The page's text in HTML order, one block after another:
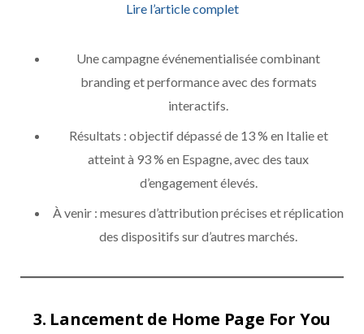
Lire l’article complet
Une campagne événementialisée combinant
branding et performance avec des formats
interactifs.
Résultats : objectif dépassé de 13 % en Italie et
atteint à 93 % en Espagne, avec des taux
d’engagement élevés.
À venir : mesures d’attribution précises et réplication
des dispositifs sur d’autres marchés.
3. Lancement de Home Page For You